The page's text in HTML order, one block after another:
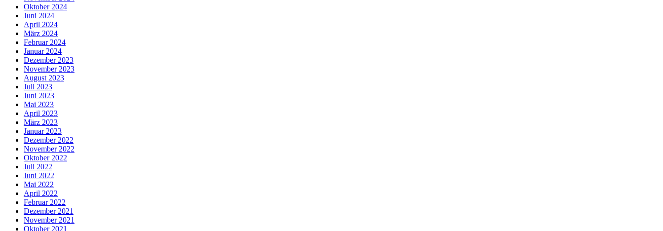
Oktober 2024
Juni 2024
April 2024
März 2024
Februar 2024
Januar 2024
Dezember 2023
November 2023
August 2023
Juli 2023
Juni 2023
Mai 2023
April 2023
März 2023
Januar 2023
Dezember 2022
November 2022
Oktober 2022
Juli 2022
Juni 2022
Mai 2022
April 2022
Februar 2022
Dezember 2021
November 2021
Oktober 2021